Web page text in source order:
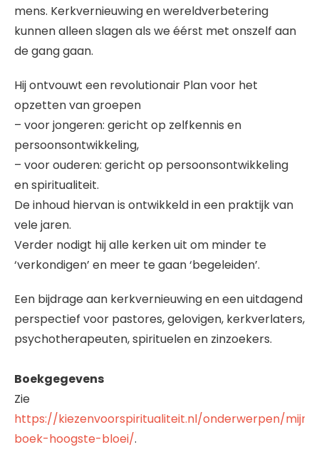
mens. Kerkvernieuwing en wereldverbetering
kunnen alleen slagen als we éérst met onszelf aan
de gang gaan.
Hij ontvouwt een revolutionair Plan voor het
opzetten van groepen
– voor jongeren: gericht op zelfkennis en
persoonsontwikkeling,
– voor ouderen: gericht op persoonsontwikkeling
en spiritualiteit.
De inhoud hiervan is ontwikkeld in een praktijk van
vele jaren.
Verder nodigt hij alle kerken uit om minder te
‘verkondigen’ en meer te gaan ‘begeleiden’.
Een bijdrage aan kerkvernieuwing en een uitdagend
perspectief voor pastores, gelovigen, kerkverlaters,
psychotherapeuten, spirituelen en zinzoekers.
Boekgegevens
Zie
https://kiezenvoorspiritualiteit.nl/onderwerpen/mijn-
boek-hoogste-bloei/.